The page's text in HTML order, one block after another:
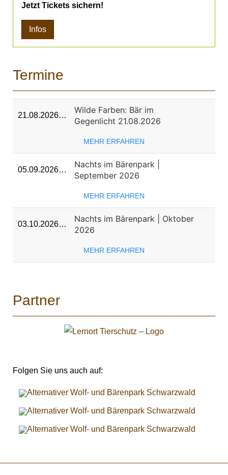
Jetzt Tickets sichern!
Infos
Termine
21.08.2026…
Wilde Farben: Bär im
Gegenlicht 21.08.2026
MEHR ERFAHREN
05.09.2026…
Nachts im Bärenpark |
September 2026
MEHR ERFAHREN
03.10.2026…
Nachts im Bärenpark | Oktober
2026
MEHR ERFAHREN
Partner
Folgen Sie uns auch auf: